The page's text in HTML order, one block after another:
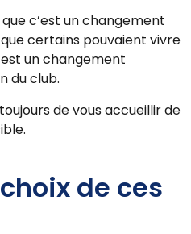
c’est un changement
certains pouvaient vivre
un changement
du club.
de vous accueillir de
de ces